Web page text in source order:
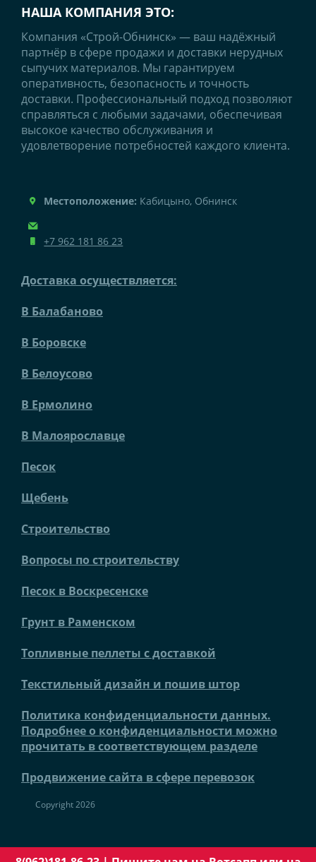
НАША КОМПАНИЯ ЭТО:
Компания «Строй-Обнинск» — ваш надёжный
партнёр в сфере продажи и доставки нерудных
сыпучих материалов. Мы гарантируем
оперативность, безопасность и точность
доставки. Профессиональный подход позволяют
справляться с любыми задачами, обеспечивая
высокое качество обслуживания и
удовлетворение потребностей каждого клиента.
Местоположение: Кабицыно, Обнинск
+7 962 181 86 23
Доставка осуществляется:
В Балабаново
В Боровске
В Белоусово
В Ермолино
В Малоярославце
Песок
Щебень
Строительство
Вопросы по строительству
Песок в Воскресенске
Грунт в Раменском
Топливные пеллеты с доставкой
Текстильный дизайн и пошив штор
Политика конфиденциальности данных.
Подробнее о конфиденциальности можно
прочитать в соответствующем разделе
Продвижение сайта в сфере перевозок
Copyright 2026